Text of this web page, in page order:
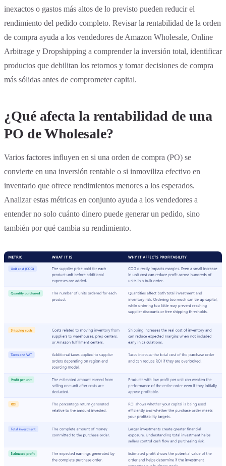
inexactos o gastos más altos de lo previsto pueden reducir el
rendimiento del pedido completo. Revisar la rentabilidad de la orden
de compra ayuda a los vendedores de Amazon Wholesale, Online
Arbitrage y Dropshipping a comprender la inversión total, identificar
productos que debilitan los retornos y tomar decisiones de compra
más sólidas antes de comprometer capital.
¿Qué afecta la rentabilidad de una
PO de Wholesale?
Varios factores influyen en si una orden de compra (PO) se
convierte en una inversión rentable o si inmoviliza efectivo en
inventario que ofrece rendimientos menores a los esperados.
Analizar estas métricas en conjunto ayuda a los vendedores a
entender no solo cuánto dinero puede generar un pedido, sino
también por qué cambia su rendimiento.